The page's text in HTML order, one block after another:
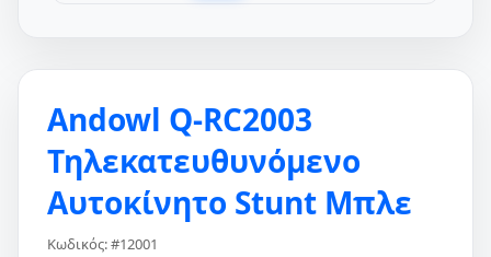
Andowl Q-RC2003
Τηλεκατευθυνόμενο
Αυτοκίνητο Stunt Μπλε
Κωδικός: #12001